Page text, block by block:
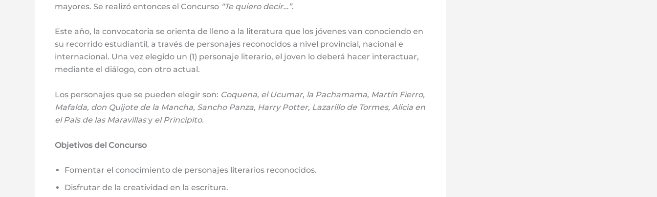
mayores. Se realizó entonces el Concurso “Te quiero decir…”.
Este año, la convocatoria se orienta de lleno a la literatura que los jóvenes van conociendo en
su recorrido estudiantil, a través de personajes reconocidos a nivel provincial, nacional e
internacional. Una vez elegido un (1) personaje literario, el joven lo deberá hacer interactuar,
mediante el diálogo, con otro actual.
Los personajes que se pueden elegir son: Coquena, el Ucumar, la Pachamama, Martín Fierro,
Mafalda, don Quijote de la Mancha, Sancho Panza, Harry Potter, Lazarillo de Tormes, Alicia en
el País de las Maravillasy el Principito.
Objetivos del Concurso
Fomentar el conocimiento de personajes literarios reconocidos.
Disfrutar de la creatividad en la escritura.